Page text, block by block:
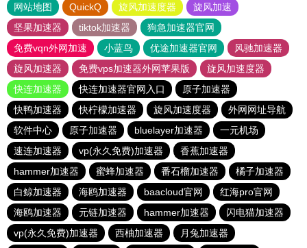
网站地图 QuickQ 旋风加速度器
旋风加速
坚果加速器
tiktok加速器
狗急加速器官网
免费vqn外网加速
小蓝鸟 优途加速器官网
风驰加速器
旋风加速器
免费vps加速器外网苹果版
旋风加速度器
快连加速器
快连加速器官网入口
原子加速器
快鸭加速器
快柠檬加速器 旋风加速度器
外网网址导航
软件中心
原子加速器 bluelayer加速器
一元机场
速连加速器
vp(永久免费)加速器
香蕉加速器
hammer加速器
蜜蜂加速器 番石榴加速器
橘子加速器
白鲸加速器
海鸥加速器 baacloud官网
红海pro官网
海鸥加速器
元链加速器 hammer加速器
闪电猫加速器
vp(永久免费)加速器
西柚加速器 月兔加速器